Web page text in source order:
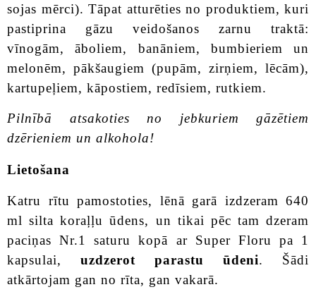
sojas mērci). Tāpat atturēties no produktiem, kuri
pastiprina gāzu veidošanos zarnu traktā:
vīnogām, āboliem, banāniem, bumbieriem un
melonēm, pākšaugiem (pupām, zirņiem, lēcām),
kartupeļiem, kāpostiem, redīsiem, rutkiem.
Pilnībā atsakoties no jebkuriem gāzētiem
dzērieniem un alkohola!
Lietošana
Katru rītu pamostoties, lēnā garā izdzeram 640
ml silta koraļļu ūdens, un tikai pēc tam dzeram
paciņas Nr.1 saturu kopā ar Super Floru pa 1
kapsulai, uzdzerot parastu ūdeni. Šādi
atkārtojam gan no rīta, gan vakarā.